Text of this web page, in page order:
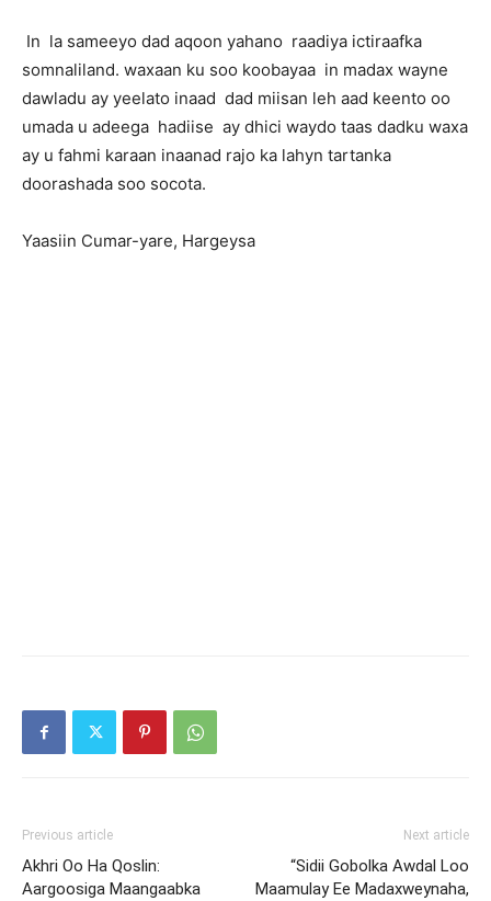
In la sameeyo dad aqoon yahano raadiya ictiraafka
somnaliland. waxaan ku soo koobayaa in madax wayne
dawladu ay yeelato inaad dad miisan leh aad keento oo
umada u adeega hadiise ay dhici waydo taas dadku waxa
ay u fahmi karaan inaanad rajo ka lahyn tartanka
doorashada soo socota.
Yaasiin Cumar-yare, Hargeysa
Previous article
Akhri Oo Ha Qoslin:
Aargoosiga Maangaabka
Next article
“Sidii Gobolka Awdal Loo
Maamulay Ee Madaxweynaha,